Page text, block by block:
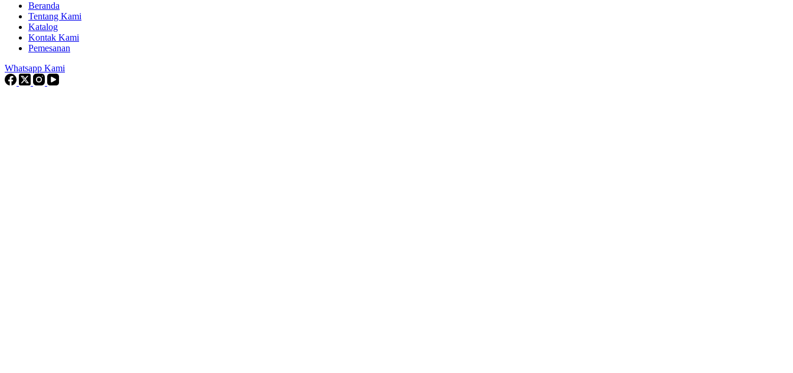
Beranda
Tentang Kami
Katalog
Kontak Kami
Pemesanan
Whatsapp Kami